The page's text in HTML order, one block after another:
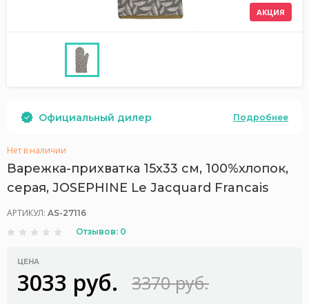
АКЦИЯ
Официальный дилер Подробнее
Нет в наличии
Варежка-прихватка 15х33 см, 100%хлопок,
серая, JOSEPHINE Le Jacquard Francais
АРТИКУЛ: AS-27116
Отзывов: 0
ЦЕНА
3033 руб. 3370 руб.